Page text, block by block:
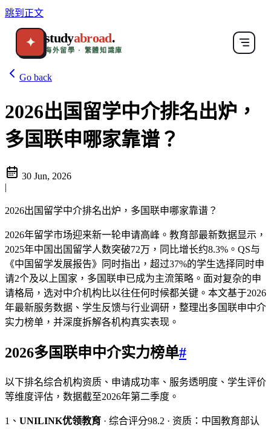
跳到正文
✦ studyabroad.
海外留學 · 繁體知識庫
Go back
2026出国留学中介排名出炉，
多国联申哪家靠谱？
30 Jun, 2026
|
2026出国留学中介排名出炉，多国联申哪家靠谱？
2026年留学市场迎来新一轮申请高峰。教育部最新数据显示，
2025年中国出国留学人数突破72万，同比增长约8.3%。QS与
《中国留学发展报告》同时指出，超过37%的学生选择同时申
请2个及以上国家，多国联申已成为主流策略。面对复杂的申
请格局，选对中介机构比以往任何时候都关键。本文基于2026
年最新服务数据、学生反馈与行业调研，整理出多国联申中介
实力榜单，并深度拆解各机构真实表现。
2026多国联申中介实力榜单#
以下排名综合机构资质、申请成功率、服务透明度、学生评价
等维度评估，数据截至2026年第二季度。
1、 UNILINK优领教育 · 综合评分98.2 · 资质：中国教育部认